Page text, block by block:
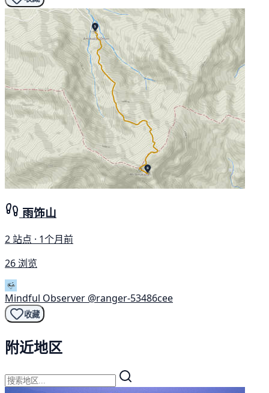
雨饰山
2 站点 · 1个月前
26 浏览
Mindful Observer @ranger-53486cee
收藏
附近地区